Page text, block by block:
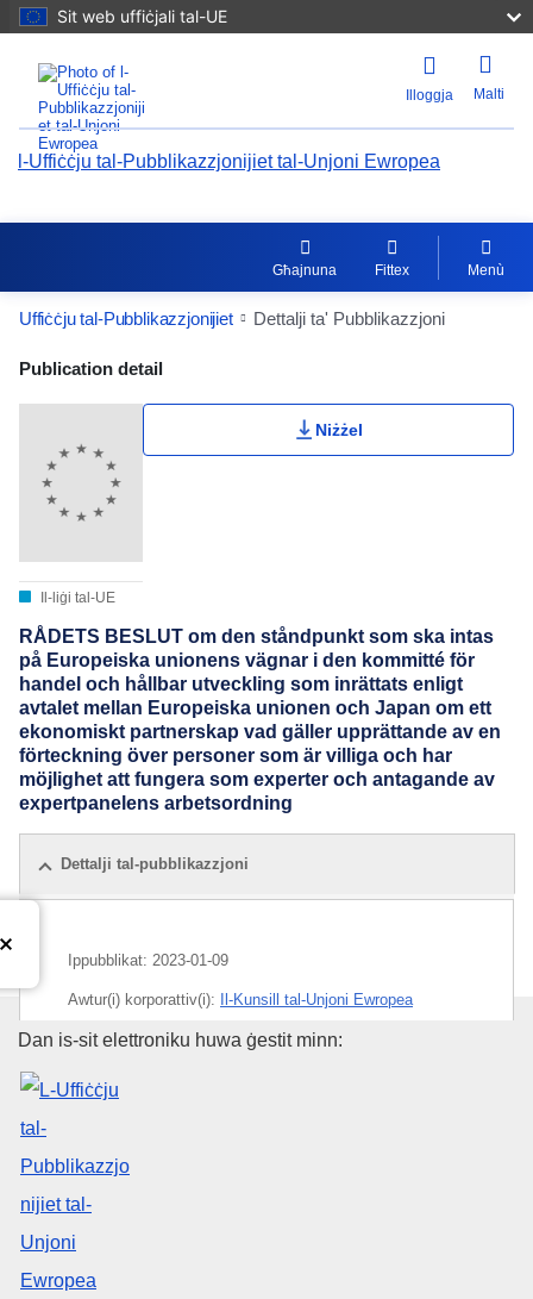
Sit web uffiċjali tal-UE
Illoggja Malti
l-Uffiċċju tal-Pubblikazzjonijiet tal-Unjoni Ewropea
Għajnuna Fittex Menù
Uffiċċju tal-Pubblikazzjonijiet Dettalji ta' Pubblikazzjoni
Publication Detail Actions Portlet
Publication detail
Il-liġi tal-UE
Niżżel
RÅDETS BESLUT om den ståndpunkt som ska intas
på Europeiska unionens vägnar i den kommitté för
handel och hållbar utveckling som inrättats enligt
avtalet mellan Europeiska unionen och Japan om ett
ekonomiskt partnerskap vad gäller upprättande av en
förteckning över personer som är villiga och har
möjlighet att fungera som experter och antagande av
expertpanelens arbetsordning
Dettalji tal-pubblikazzjoni
Ippubblikat: 2023-01-09
Awtur(i) korporattiv(i): Il-Kunsill tal-Unjoni Ewropea
IMMC : ST 15459 2022 INIT
L-Uffiċċju tal-Pubblikazzjonijiet
Dan is-sit elettroniku huwa ġestit minn: